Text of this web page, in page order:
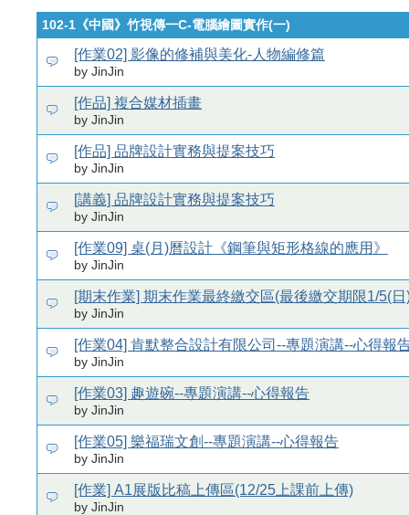
102-1《中國》竹視傳一C-電腦繪圖實作(一)
[作業02] 影像的修補與美化-人物編修篇
by JinJin
[作品] 複合媒材插畫
by JinJin
[作品] 品牌設計實務與提案技巧
by JinJin
[講義] 品牌設計實務與提案技巧
by JinJin
[作業09] 桌(月)曆設計《鋼筆與矩形格線的應用》
by JinJin
[期末作業] 期末作業最終繳交區(最後繳交期限1/5(日
by JinJin
[作業04] 肯默整合設計有限公司--專題演講--心得報
by JinJin
[作業03] 趣遊碗--專題演講--心得報告
by JinJin
[作業05] 樂福瑞文創--專題演講--心得報告
by JinJin
[作業] A1展版比稿上傳區(12/25上課前上傳)
by JinJin